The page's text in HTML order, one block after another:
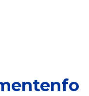
keurmerk